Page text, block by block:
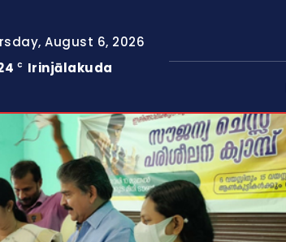
August 6, 2026
C Irinjālakuda